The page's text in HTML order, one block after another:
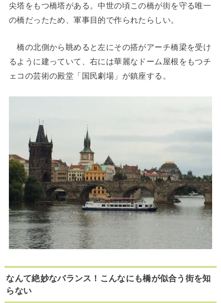
尖塔をもつ橋塔がある。中世の頃この橋が街を守る唯一
の橋だったため、軍事目的で作られたらしい。
橋の北側から眺めると左にその搭がアーチ橋梁を受け
るように建っていて、右には華麗なドーム屋根をもつチ
ェコの芸術の殿堂「国民劇場」が鎮座する。
なんて絶妙なバランス！こんなにも橋が似合う街を知
らない